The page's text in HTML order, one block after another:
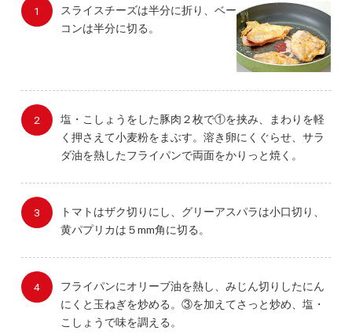
スライスチーズは半分に折り、ベー
コンは半分に切る。
塩・こしょうをした豚肉２枚で①を挟み、まわりを軽
く押さえて小麦粉をまぶす。溶き卵にくぐらせ、サラ
ダ油を熱したフライパンで両面をかりっと焼く。
トマトはザク切りにし、グリーアスパラは小口切り、
黄パプリカは５mm角に切る。
フライパンにオリーブ油を熱し、みじん切りしたにん
にくと玉ねぎを炒める。③を加えてさっと炒め、塩・
こしょうで味を調える。